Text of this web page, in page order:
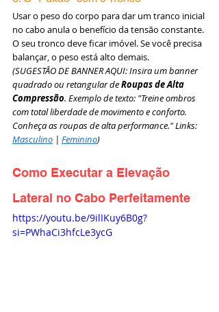
Usar o peso do corpo para dar um tranco inicial
no cabo anula o benefício da tensão constante.
O seu tronco deve ficar imóvel. Se você precisa
balançar, o peso está alto demais.
(SUGESTÃO DE BANNER AQUI: Insira um banner
quadrado ou retangular de Roupas de Alta
Compressão. Exemplo de texto: "Treine ombros
com total liberdade de movimento e conforto.
Conheça as roupas de alta performance." Links:
Masculino | Feminino)
Como Executar a Elevação
Lateral no Cabo Perfeitamente
https://youtu.be/9ilIKuy6B0g?
si=PWhaCi3hfcLe3ycG